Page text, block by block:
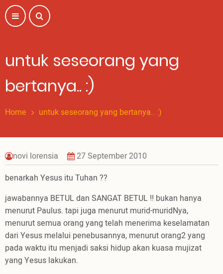
Skip
to
main
untuk seseorang yang
bertanya.. :)
Home untuk seseorang yang bertanya.. :)
novi lorensia
27 September 2010
benarkah Yesus itu Tuhan ??
jawabannya BETUL dan SANGAT BETUL !! bukan hanya
menurut Paulus. tapi juga menurut murid-muridNya,
menurut semua orang yang telah menerima keselamatan
dari Yesus melalui penebusannya, menurut orang2 yang
pada waktu itu menjadi saksi hidup akan kuasa mujizat
yang Yesus lakukan.